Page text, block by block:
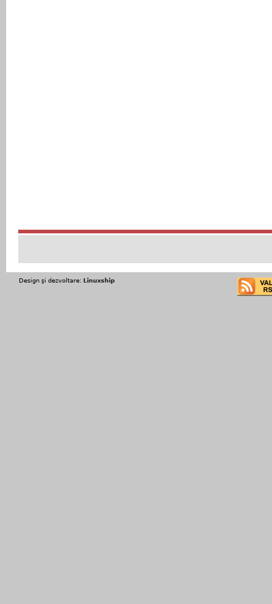
Design şi dezvoltare: Linuxship